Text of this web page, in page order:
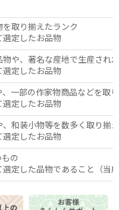
取り揃えたランク
選定したお品物
や、著名な産地で生産され
選定したお品物
一部の作家物商品などを取
選定したお品物
和装小物等を数多く取り揃
選定したお品物
の
定した品物であること（当